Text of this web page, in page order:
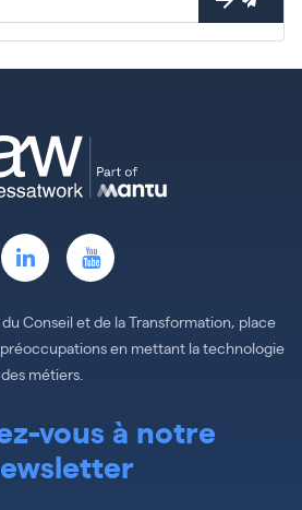
Conseil et de la Transformation, place
préoccupations en mettant la technologie
métiers.
vous à notre